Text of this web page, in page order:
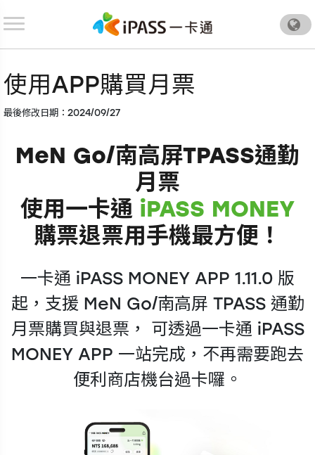
.
使用APP購買月票
最後修改日期：2024/09/27
MeN Go/南高屏TPASS通勤
月票
使用一卡通iPASS MONEY
購票退票用手機最方便！
一卡通 iPASS MONEY APP 1.11.0 版
起，支援 MeN Go/南高屏 TPASS 通勤
月票購買與退票， 可透過一卡通 iPASS
MONEY APP 一站完成，不再需要跑去
便利商店機台過卡囉。